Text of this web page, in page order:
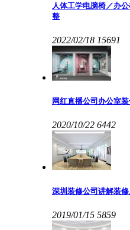
人体工学电脑椅／办
整
2022/02/18 15691
网红直播公司办公室
2020/10/22 6442
深圳装修公司讲解装
2019/01/15 5859